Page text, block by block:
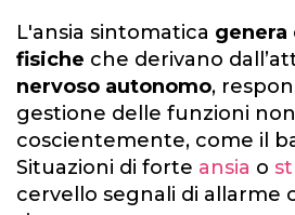
L'ansia sintomatica genera
fisiche che derivano
nervoso autonomo,
gestione delle funzioni
coscientemente, come il
Situazioni di forte ansia o
cervello segnali di allarme